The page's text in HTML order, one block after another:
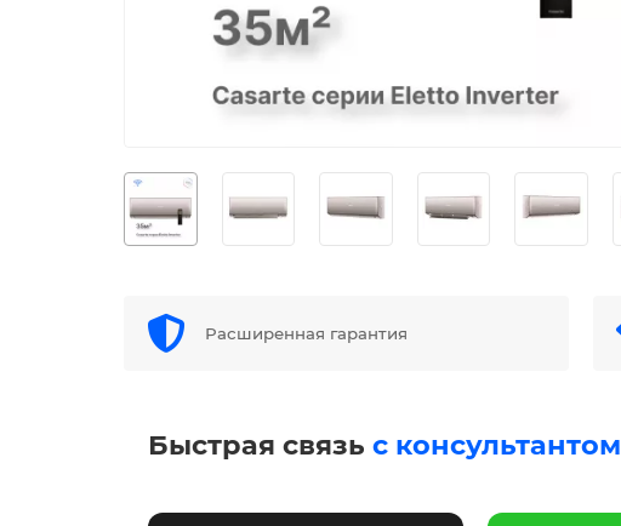
Расширенная гарантия
Быстрая связь с консультантом